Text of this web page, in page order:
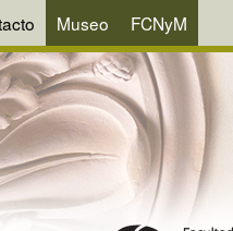
Museo FCNyM